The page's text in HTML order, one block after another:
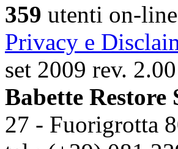
359 utenti on-line
Privacy e
set 2009 rev.
Babette
27 - Fuorigrotta